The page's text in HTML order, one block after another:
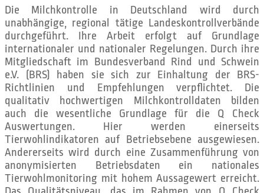
Die Milchkontrolle in Deutschland wird durch
unabhängige, regional tätige Landeskontrollverbände
durchgeführt. Ihre Arbeit erfolgt auf Grundlage
internationaler und nationaler Regelungen. Durch ihre
Mitgliedschaft im Bundesverband Rind und Schwein
e.V. (BRS) haben sie sich zur Einhaltung der BRS-
Richtlinien und Empfehlungen verpflichtet. Die
qualitativ hochwertigen Milchkontrolldaten bilden
auch die wesentliche Grundlage für die Q Check
Auswertungen. Hier werden einerseits
Tierwohlindikatoren auf Betriebsebene ausgewiesen.
Andererseits wird durch eine Zusammenführung von
anonymisierten Betriebsdaten ein nationales
Tierwohlmonitoring mit hohem Aussagewert erreicht.